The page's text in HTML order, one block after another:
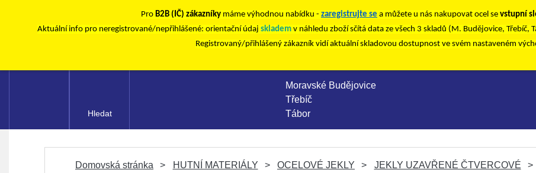
Pro B2B (IČ) zákazníky máme výhodnou nabídku - zaregistrujte se a můžete u nás nakupovat ocel se vstupní
Aktuální info pro neregistrované/nepřihlášené: orientační údaj skladem v náhledu zboží sčítá data ze všech 3 skladů (M. Budějovice,
Registrovaný/přihlášený zákazník vidí aktuální skladovou dostupnost ve svém nastaveném
Moravské Budějovice
Třebíč
Tábor
Hledat
Domovská stránka HUTNÍ MATERIÁLY OCELOVÉ JEKLY JEKLY UZAVŘENÉ ČTVERCOVÉ